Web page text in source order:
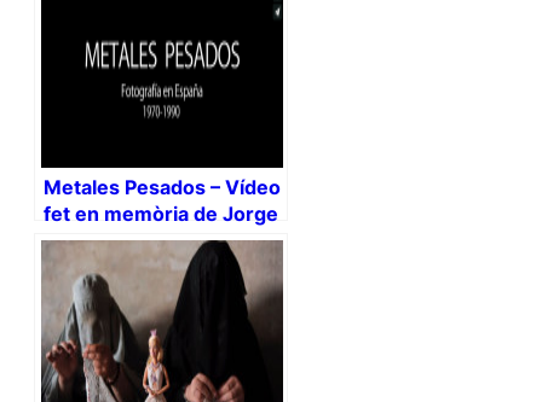
Metales Pesados – Vídeo
fet en memòria de Jorge
Rueda